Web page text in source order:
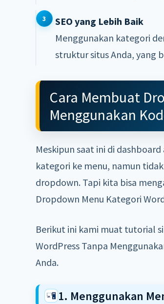
SEO yang Lebih Baik
Menggunakan kategori
struktur situs Anda, yang
Cara Membuat
Menggunakan
Meskipun saat ini di
kategori ke menu, namun
dropdown. Tapi kita bisa
Dropdown Menu Kategori
Berikut ini kami muat tutorial
WordPress Tanpa
Anda.
1. Menggunakan